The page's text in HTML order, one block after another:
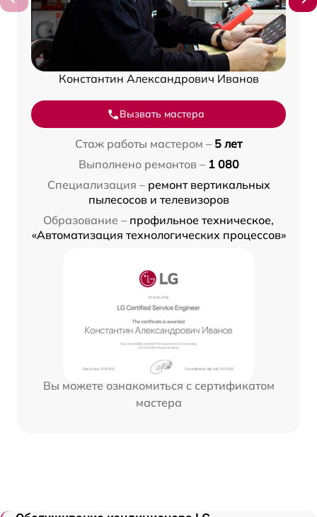
Константин Александрович Иванов
Вызвать мастера
Стаж работы мастером – 5 лет
Выполнено ремонтов – 1 080
Специализация – ремонт вертикальных
пылесосов и телевизоров
Образование – профильное техническое,
«Автоматизация технологических процессов»
Вы можете ознакомиться с сертификатом
мастера